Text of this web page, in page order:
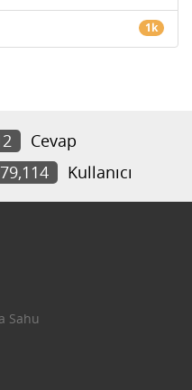
1k
Cevap
Kullanıcı
Sahu